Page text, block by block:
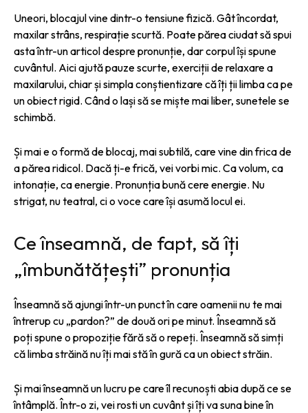
Uneori, blocajul vine dintr-o tensiune fizică. Gât încordat,
maxilar strâns, respirație scurtă. Poate părea ciudat să spui
asta într-un articol despre pronunție, dar corpul își spune
cuvântul. Aici ajută pauze scurte, exerciții de relaxare a
maxilarului, chiar și simpla conștientizare că îți ții limba ca pe
un obiect rigid. Când o lași să se miște mai liber, sunetele se
schimbă.
Și mai e o formă de blocaj, mai subtilă, care vine din frica de
a părea ridicol. Dacă ți-e frică, vei vorbi mic. Ca volum, ca
intonație, ca energie. Pronunția bună cere energie. Nu
strigat, nu teatral, ci o voce care își asumă locul ei.
Ce înseamnă, de fapt, să îți
„îmbunătățești” pronunția
Înseamnă să ajungi într-un punct în care oamenii nu te mai
întrerup cu „pardon?” de două ori pe minut. Înseamnă să
poți spune o propoziție fără să o repeți. Înseamnă să simți
că limba străină nu îți mai stă în gură ca un obiect străin.
Și mai înseamnă un lucru pe care îl recunoști abia după ce se
întâmplă. Într-o zi, vei rosti un cuvânt și îți va suna bine în